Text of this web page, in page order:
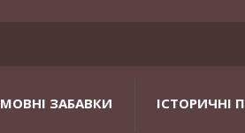
МОВНІ ЗАБАВКИ ІСТОРИЧНІ